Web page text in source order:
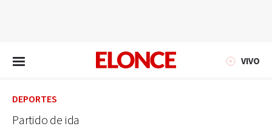
VIVO
DEPORTES
Partido de ida